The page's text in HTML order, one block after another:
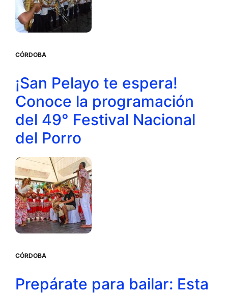
CÓRDOBA
¡San Pelayo te espera!
Conoce la programación
del 49° Festival Nacional
del Porro
CÓRDOBA
Prepárate para bailar: Esta